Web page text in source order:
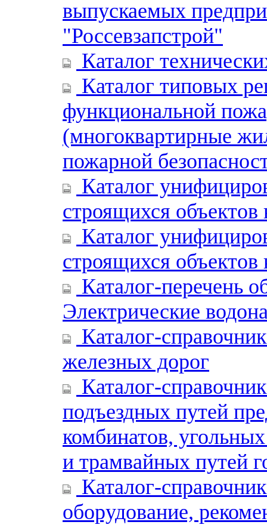
выпускаемых
"Россевзапстрой"
Каталог
Каталог типовых
функциональной
(многоквартирные
пожарной
Каталог
строящихся
Каталог
строящихся объектов
Каталог-перечень
Электрические
Каталог-
железных дорог
Каталог-
подъездных путей
комбинатов,
и трамвайных путей
Каталог-
оборудование,